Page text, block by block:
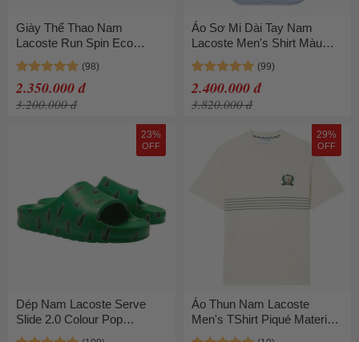
Giày Thể Thao Nam
Lacoste Run Spin Eco
43SMA0016 Màu Be Size
43
2.350.000 đ
3.200.000 đ
Áo Sơ Mi Dài Tay Nam
Lacoste Men's Shirt Màu
Xanh Da Trời Size 38
2.400.000 đ
3.820.000 đ
23%
OFF
Dép Nam Lacoste Serve
Slide 2.0 Colour Pop
46CMA0043 Màu Xanh
29%
OFF
Áo Thun Nam Lacoste
Men's TShirt Piqué Material
Embroidered Badge TH0025